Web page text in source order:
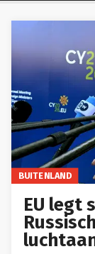
BUITENLAND
EU legt